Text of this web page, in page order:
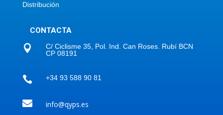
Distribución
CONTACTA

C/ Ciclisme 35, Pol. Ind. Can Roses. Rubí BCN
CP 08191
 +34 93 588 90 81
 info@qyps.es